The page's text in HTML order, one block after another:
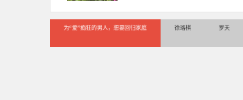
为“爱”痴狂的男人，想要回归家庭 徐珞棋 罗天